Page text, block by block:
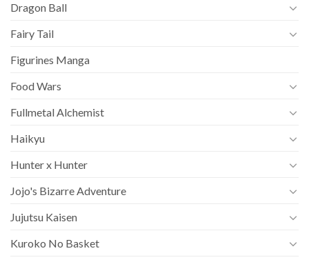
Dragon Ball
Fairy Tail
Figurines Manga
Food Wars
Fullmetal Alchemist
Haikyu
Hunter x Hunter
Jojo's Bizarre Adventure
Jujutsu Kaisen
Kuroko No Basket